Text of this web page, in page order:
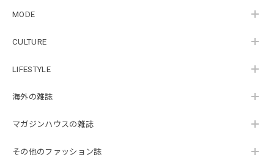
MODE
CULTURE
LIFESTYLE
海外の雑誌
マガジンハウスの雑誌
その他のファッション誌